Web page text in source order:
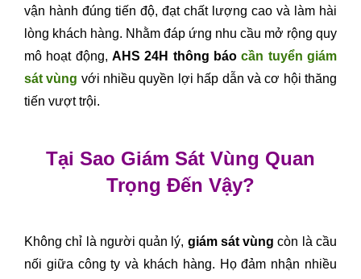
vận hành đúng tiến độ, đạt chất lượng cao và làm hài
lòng khách hàng. Nhằm đáp ứng nhu cầu mở rộng quy
mô hoạt động, AHS 24H thông báocần tuyển giám
sát vùng với nhiều quyền lợi hấp dẫn và cơ hội thăng
tiến vượt trội.
Tại Sao Giám Sát Vùng Quan
Trọng Đến Vậy?
Không chỉ là người quản lý, giám sát vùng còn là cầu
nối giữa công ty và khách hàng. Họ đảm nhận nhiều